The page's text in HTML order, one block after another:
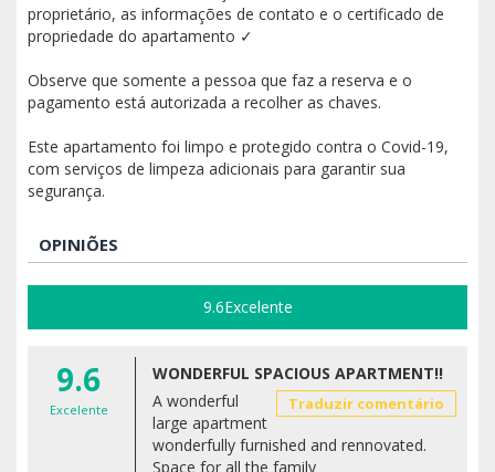
proprietário, as informações de contato e o certificado de
propriedade do apartamento ✓
Observe que somente a pessoa que faz a reserva e o
pagamento está autorizada a recolher as chaves.
Este apartamento foi limpo e protegido contra o Covid-19,
com serviços de limpeza adicionais para garantir sua
segurança.
OPINIÕES
9.6Excelente
9.6
Excelente
WONDERFUL SPACIOUS APARTMENT!!
Traduzir comentário
A wonderful
large apartment
wonderfully furnished and rennovated.
Space for all the family